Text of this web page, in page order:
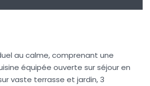
au calme, comprenant une
équipée ouverte sur séjour en
vaste terrasse et jardin, 3